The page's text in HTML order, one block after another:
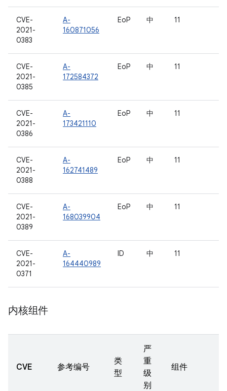
CVE-
2021-
0383
A-
160871056
EoP 中 11
CVE-
2021-
0385
A-
172584372
EoP 中 11
CVE-
2021-
0386
A-
173421110
EoP 中 11
CVE-
2021-
0388
A-
162741489
EoP 中 11
CVE-
2021-
0389
A-
168039904
EoP 中 11
CVE-
2021-
0371
A-
164440989
ID 中 11
内核组件
CVE 参考编号
类
型
严
重
级
别
组件